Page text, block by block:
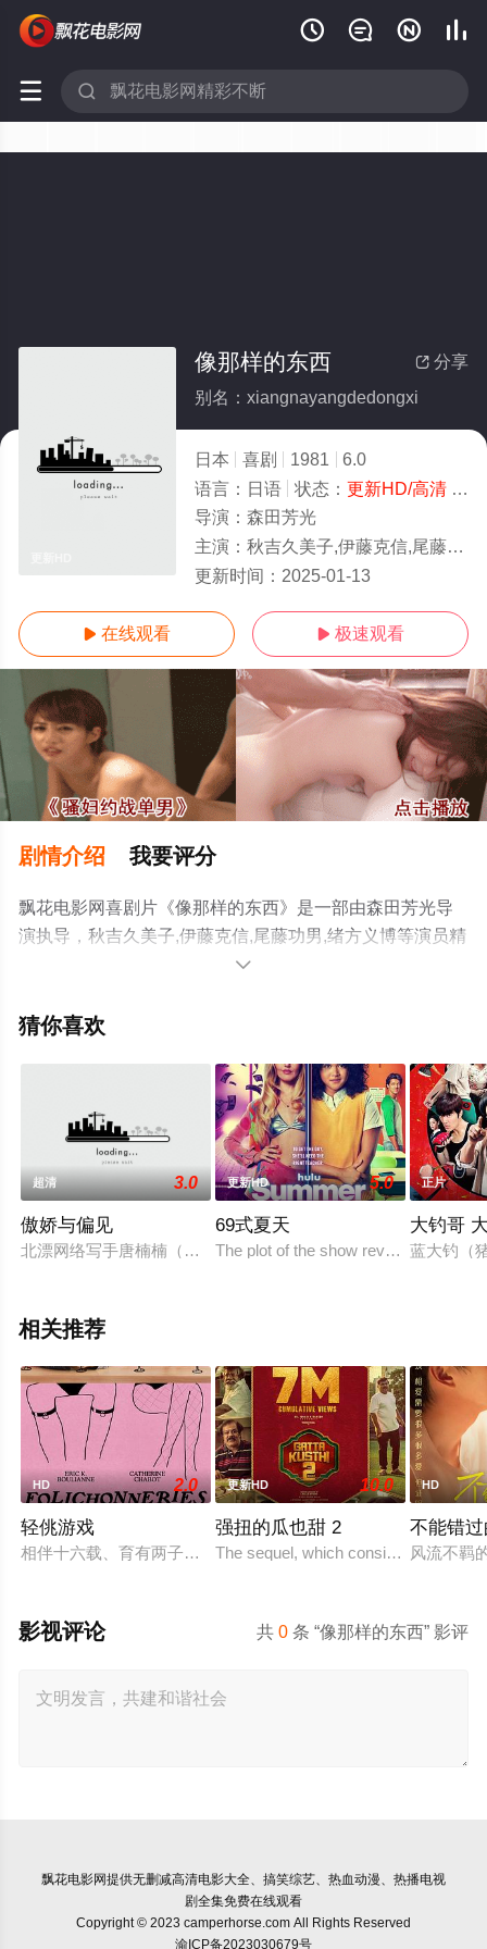
   
 
 分享
像那样的东西
别名：xiangnayangdedongxi
日本 喜剧 1981
6.0
语言： 日语 状态： 更新HD/高清- 免费在线观看
导演： 森田芳光
主演： 秋吉久美子,伊藤克信,尾藤功男,绪方义博
更新时间： 2025-01-13
 在线观看  极速观看
剧情介绍 我要评分
飘花电影网喜剧片《像那样的东西》是一部由森田芳光导
演执导，秋吉久美子,伊藤克信,尾藤功男,绪方义博等演员精
彩演绎的日本电影，手机免费观看高清未删减完整版电影
视猫或剧情网等平台了解。

猜你喜欢
超清 3.0
傲娇与偏见
北漂网络写手唐楠楠（迪丽热巴饰）脑洞大于常人，整日穿行
更新HD 5.0
69式夏天
The plot of the show revolves around
正片
大钓哥
蓝大钓（
相关推荐
HD 2.0
轻佻游戏
相伴十六载、育有两子的弗朗索瓦与朱莉陷入灵肉疏离。为探
更新HD 10.0
强扭的瓜也甜 2
The sequel, which consists of
HD
不能错
风流不羁
共0 条 “像那样的东西” 影评
影视评论
飘花电影网提供无删减高清电影大全、搞笑综艺、热血动漫、热播电视
剧全集免费在线观看
Copyright © 2023 camperhorse.com All Rights Reserved
渝ICP备2023030679号